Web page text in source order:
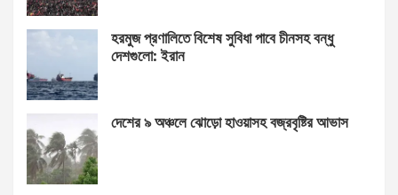
হরমুজ প্রণালিতে বিশেষ সুবিধা পাবে চীনসহ বন্ধু
দেশগুলো: ইরান
দেশের ৯ অঞ্চলে ঝোড়ো হাওয়াসহ বজ্রবৃষ্টির আভাস